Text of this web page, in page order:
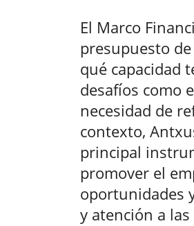
El Marco
presupuesto
qué capacidad
desafíos como
necesidad de
contexto,
principal
promover el
oportunidades
y atención a